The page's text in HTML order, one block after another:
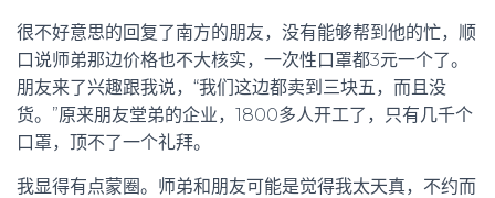
很不好意思的回复了南方的朋友，没有能够帮到他的忙，顺
口说师弟那边价格也不大核实，一次性口罩都3元一个了。
朋友来了兴趣跟我说，“我们这边都卖到三块五，而且没
货。”原来朋友堂弟的企业，1800多人开工了，只有几千个
口罩，顶不了一个礼拜。
我显得有点蒙圈。师弟和朋友可能是觉得我太天真，不约而